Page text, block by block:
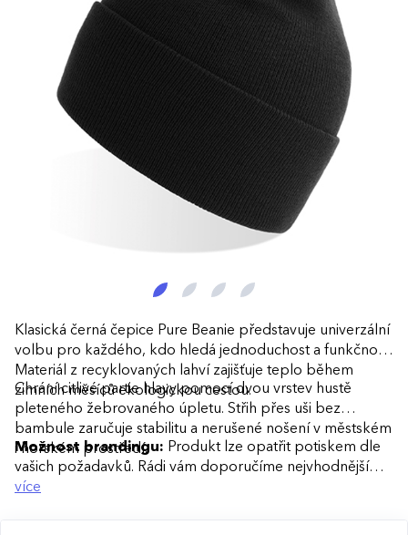
Klasická černá čepice Pure Beanie představuje univerzální
volbu pro každého, kdo hledá jednoduchost a funkčnost.
Materiál z recyklovaných lahví zajišťuje teplo během
zimních měsíců ekologickou cestou.
Chrání citlivé partie hlavy pomocí dvou vrstev hustě
pleteného žebrovaného úpletu. Střih přes uši bez
bambule zaručuje stabilitu a nerušené nošení v městském
i horském prostředí.
Možnost brandingu: Produkt lze opatřit potiskem dle
vašich požadavků. Rádi vám doporučíme nejvhodnější
technologii potisku s ohledem na design i váš rozpočet.
více